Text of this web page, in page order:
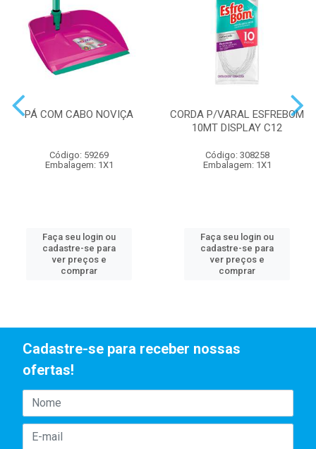
PÁ COM CABO NOVIÇA
Código: 59269
Embalagem: 1X1
Faça seu login ou
cadastre-se para
ver preços e
comprar
CORDA P/VARAL ESFREBOM
10MT DISPLAY C12
Código: 308258
Embalagem: 1X1
Faça seu login ou
cadastre-se para
ver preços e
comprar
Cadastre-se para receber nossas
ofertas!